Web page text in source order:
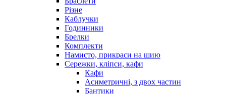
Різне
Каблучки
Годинники
Брелки
Комплекти
Намисто, прикраси на шию
Сережки, кліпси, кафи
Кафи
Асиметричні, з двох частин
Бантики